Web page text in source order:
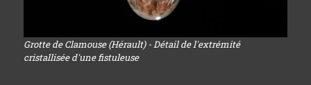
Grotte de Clamouse (Hérault) - Détail de l'extrémité
cristallisée d'une fistuleuse